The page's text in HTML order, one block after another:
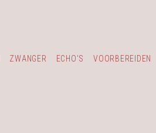
ZWANGER ECHO'S VOORBEREIDEN